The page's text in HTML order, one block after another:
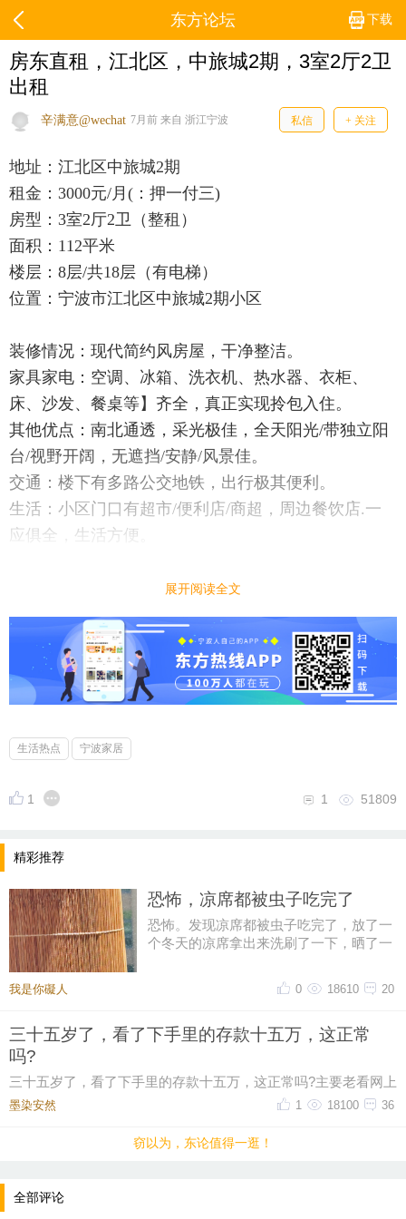
下载
东方论坛
房东直租，江北区，中旅城2期，3室2厅2卫
出租
辛满意@wechat 7月前 来自 浙江宁波 私信 + 关注
地址：江北区中旅城2期
租金：3000元/月(：押一付三)
房型：3室2厅2卫（整租）
面积：112平米
楼层：8层/共18层（有电梯）
位置：宁波市江北区中旅城2期小区
装修情况：现代简约风房屋，干净整洁。
家具家电：空调、冰箱、洗衣机、热水器、衣柜、
床、沙发、餐桌等】齐全，真正实现拎包入住。
其他优点：南北通透，采光极佳，全天阳光/带独立阳
台/视野开阔，无遮挡/安静/风景佳。
交通：楼下有多路公交地铁，出行极其便利。
生活：小区门口有超市/便利店/商超，周边餐饮店.一
应俱全，生活方便。
带/邻里和睦，居住氛围好。
希望您是爱干净、讲卫生、无不良嗜好、作息规律的
上班族/学生情侣/温馨家庭。希望共同维护一个舒适和
谐的居住环境。
【联系方式】
电话/微信：13486621292（微信优先，请注明“租房”）
房不等人，期待与您联系！
展开阅读全文
生活热点 宁波家居
1 51809
1
精彩推荐
恐怖，凉席都被虫子吃完了
恐怖。发现凉席都被虫子吃完了，放了一
个冬天的凉席拿出来洗刷了一下，晒了一
我是你礙人 20
18610
0
三十五岁了，看了下手里的存款十五万，这正常
吗?
三十五岁了，看了下手里的存款十五万，这正常吗?主要老看网上
有人说这个年纪起码五十万起步，我身边有些朋
墨染安然ゝ 36
18100
1
窃以为，东论值得一逛！
全部评论